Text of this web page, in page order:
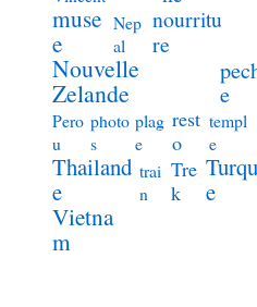
muse
e
Nep
al
nourritu
re
Nouvelle
Zelande
e
Pero
u
photo
s
plag
e
rest
o
templ
e
Thailand
e
trai
n
Tre
k
e
Vietna
m